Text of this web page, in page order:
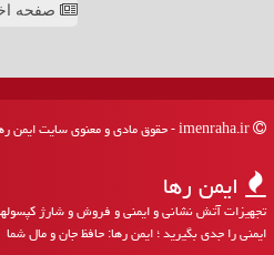
صفحه
ایمن رها
تجهیزات آتش نشانی و ایمنی و فروش و شارژ
ایمنی را جدی بگیرید ؛ ایمن رها: حافظ جان و مال شما